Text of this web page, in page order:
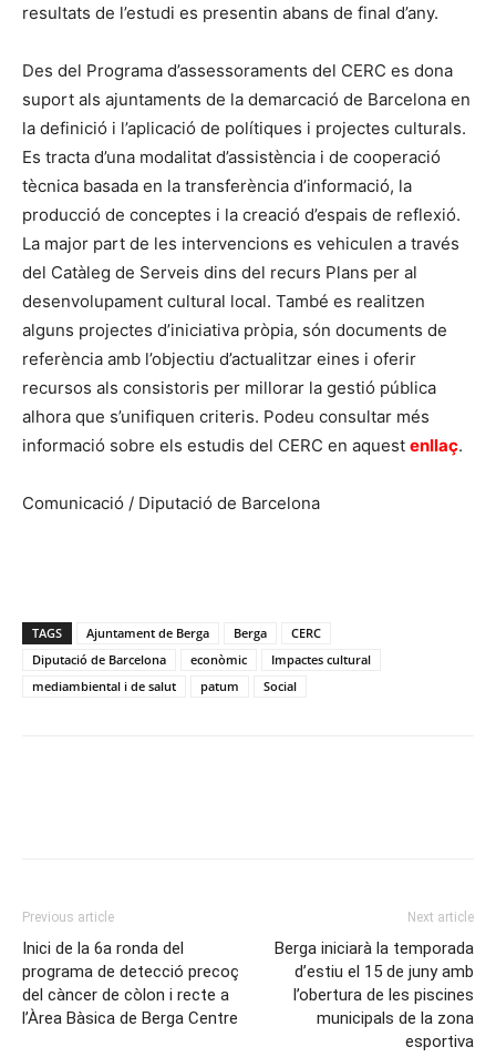
resultats de l’estudi es presentin abans de final d’any.
Des del Programa d’assessoraments del CERC es dona
suport als ajuntaments de la demarcació de Barcelona en
la definició i l’aplicació de polítiques i projectes culturals.
Es tracta d’una modalitat d’assistència i de cooperació
tècnica basada en la transferència d’informació, la
producció de conceptes i la creació d’espais de reflexió.
La major part de les intervencions es vehiculen a través
del Catàleg de Serveis dins del recurs Plans per al
desenvolupament cultural local. També es realitzen
alguns projectes d’iniciativa pròpia, són documents de
referència amb l’objectiu d’actualitzar eines i oferir
recursos als consistoris per millorar la gestió pública
alhora que s’unifiquen criteris. Podeu consultar més
informació sobre els estudis del CERC en aquest enllaç.
Comunicació / Diputació de Barcelona
TAGS Ajuntament de Berga Berga
CERC
Diputació de Barcelona
econòmic
Impactes cultural
mediambiental i de salut
patum Social
Previous article
Inici de la 6a ronda del
programa de detecció precoç
del càncer de còlon i recte a
l’Àrea Bàsica de Berga Centre
Next article
Berga iniciarà la temporada
d’estiu el 15 de juny amb
l’obertura de les piscines
municipals de la zona
esportiva